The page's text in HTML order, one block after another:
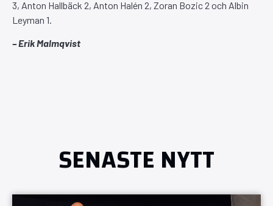
3, Anton Hallbäck 2, Anton Halén 2, Zoran Bozic 2 och Albin
Leyman 1.
– Erik Malmqvist
SENASTE NYTT